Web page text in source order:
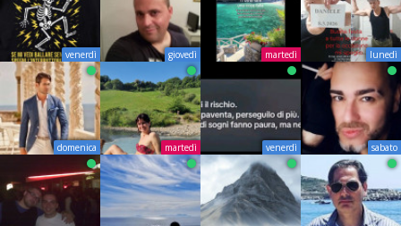
venerdì giovedì martedì lunedì
domenica martedì venerdì sabato